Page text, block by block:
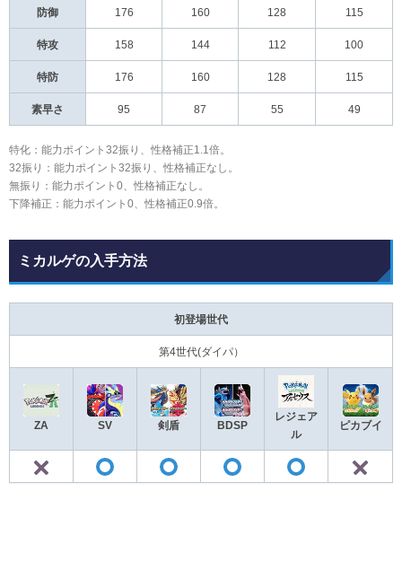
防御 176 160 128 115
特攻 158 144 112 100
特防 176 160 128 115
素早さ 95 87 55 49
特化：能力ポイント32振り、性格補正1.1倍。
32振り：能力ポイント32振り、性格補正なし。
無振り：能力ポイント0、性格補正なし。
下降補正：能力ポイント0、性格補正0.9倍。
ミカルゲの入手方法
初登場世代
第4世代(ダイパ）
ZA SV 剣盾 BDSP
レジェア
ル
ピカブイ